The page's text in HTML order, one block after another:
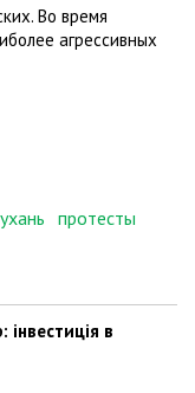
Во время
агрессивных
ухань протесты
в